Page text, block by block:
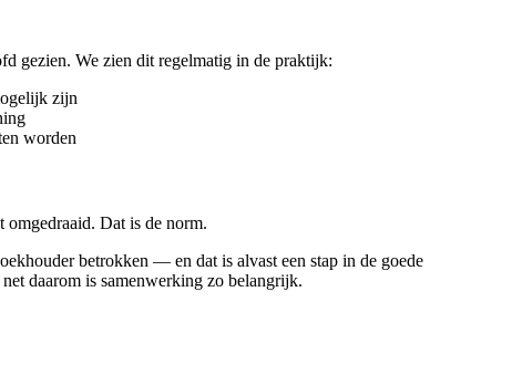
gezien. We zien dit regelmatig in de praktijk:
zijn
worden
Dat is de norm.
betrokken — en dat is alvast een stap in de goede
daarom is samenwerking zo belangrijk.